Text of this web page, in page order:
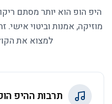
היפ הופ הוא יותר מסתם
מוזיקה, אמנות וביטוי
למצוא את
תרבות ההיפ